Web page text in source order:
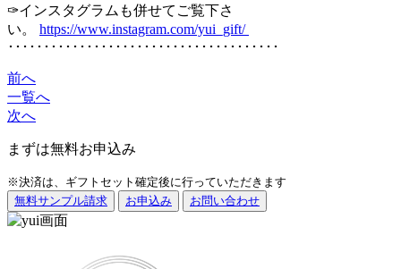
✑インスタグラムも併せてご覧下さ
い。 https://www.instagram.com/yui_gift/
･･････････････････････････････････････
前へ
一覧へ
次へ
まずは無料お申込み
※決済は、ギフトセット確定後に行っていただきます
無料サンプル請求
お申込み お問い合わせ